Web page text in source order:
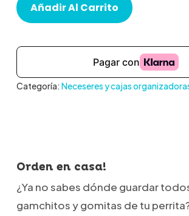
Añadir Al Carrito
Categoría: Neceseres y cajas
Orden en casa!
¿Ya no sabes dónde guardar
gamchitos y gomitas de tu